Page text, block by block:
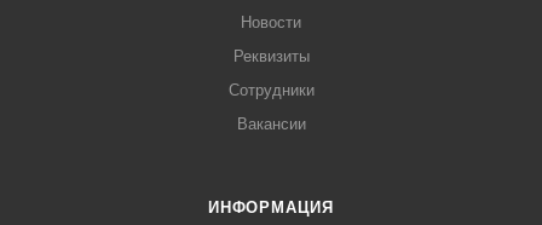
Новости
Реквизиты
Сотрудники
Вакансии
ИНФОРМАЦИЯ